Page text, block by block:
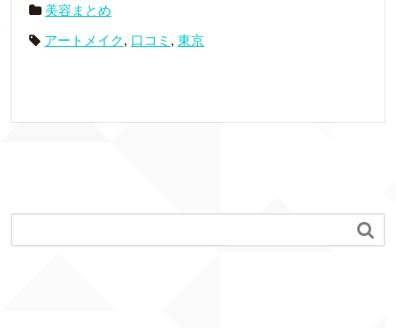
美容まとめ
アートメイク, 口コミ , 東京
